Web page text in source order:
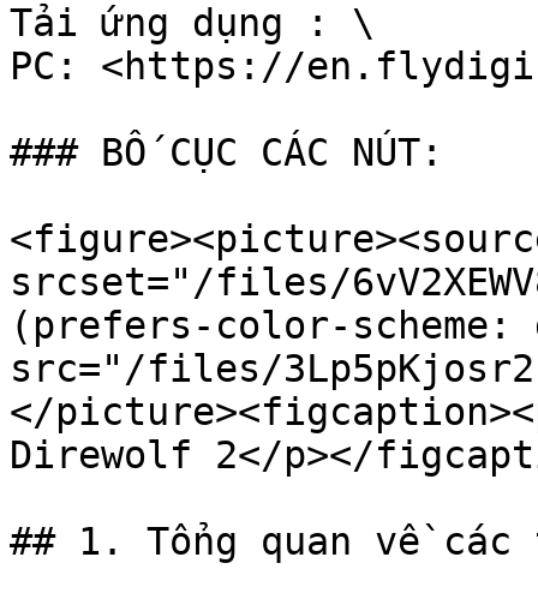
Tải ứng dụng : \
PC: <https://
### BỐ CỤC CÁC NÚT:
srcset="/files/
(prefers-color-scheme:
src="/files/
</
Direwolf 2</p></
## 1. Tổng quan về